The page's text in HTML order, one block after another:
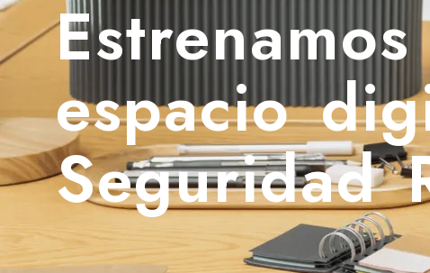
espacio
Seguridad